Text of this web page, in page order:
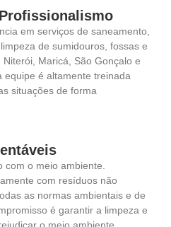
em serviços de saneamento,
de sumidouros, fossas e
Maricá, São Gonçalo e
equipe é altamente treinada
situações de forma
com o meio ambiente.
com resíduos não
as normas ambientais e de
é garantir a limpeza e